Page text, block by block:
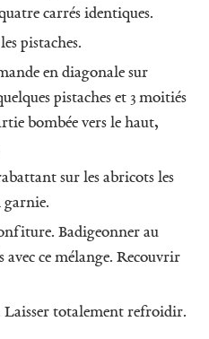
carrés identiques.
pistaches.
en diagonale sur
pistaches et 3 moitiés
bombée vers le haut,
sur les abricots les
garnie.
Badigeonner au
avec ce mélange. Recouvrir
totalement refroidir.